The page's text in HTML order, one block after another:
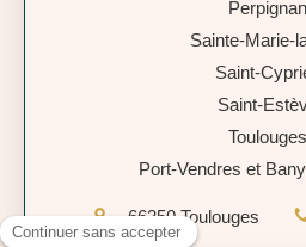
Perpignan
Sainte-Marie-
Saint-
Saint-
Toulouges
Port-Vendres et
66350 Toulouges